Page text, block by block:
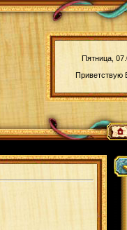
Пятница,
Приветствую